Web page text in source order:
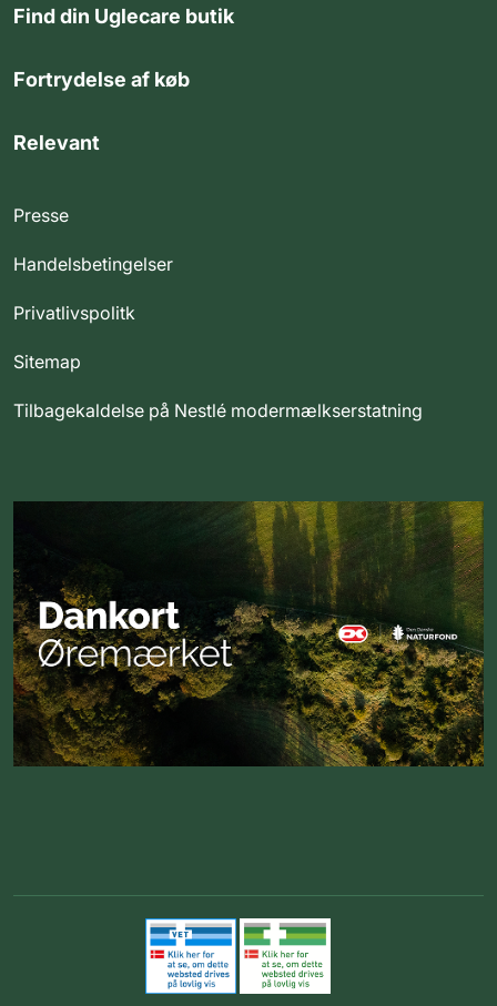
Find din Uglecare butik
Fortrydelse af køb
Relevant
Presse
Handelsbetingelser
Privatlivspolitk
Sitemap
Tilbagekaldelse på Nestlé modermælkserstatning